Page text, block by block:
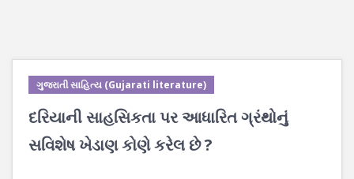
ગુજરાતી સાહિત્ય (Gujarati literature)
દરિયાની સાહસિકતા પર આધારિત ગ્રંથોનું
સવિશેષ ખેડાણ કોણે કરેલ છે ?